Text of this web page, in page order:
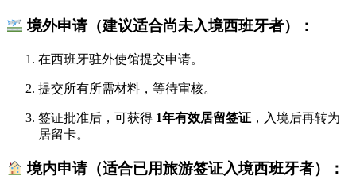
境外申请（建议适合尚未入境西班牙者）：
在西班牙驻外使馆提交申请。
提交所有所需材料，等待审核。
签证批准后，可获得 1年有效居留签证 ，入境后再转为
居留卡。
境内申请（适合已用旅游签证入境西班牙者）：